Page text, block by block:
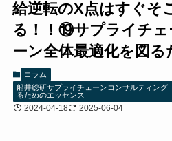
給逆転のX点はすぐそ
る！！⑲サプライチェ
ーン全体最適化を図
コラム
船井総研サプライチェーンコンサルティング
るためのエッセンス
2024-04-18 2025-06-04